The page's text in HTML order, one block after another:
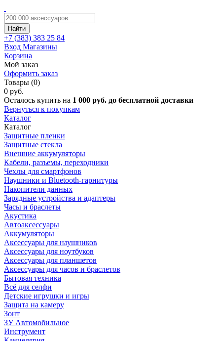
Найти
+7 (383) 383 25 84
Вход Магазины
Корзина
Мой заказ
Оформить заказ
Товары (0)
0 руб.
Осталось купить на 1 000 руб. до бесплатной доставки
Вернуться к покупкам
Каталог
Каталог
Защитные пленки
Защитные стекла
Внешние аккумуляторы
Кабели, разъемы, переходники
Чехлы для смартфонов
Наушники и Bluetooth-гарнитуры
Накопители данных
Зарядные устройства и адаптеры
Часы и браслеты
Акустика
Автоаксессуары
Аккумуляторы
Аксессуары для наушников
Аксессуары для ноутбуков
Аксессуары для планшетов
Аксессуары для часов и браслетов
Бытовая техника
Всё для селфи
Детские игрушки и игры
Защита на камеру
Зонт
ЗУ Автомобильное
Инструмент